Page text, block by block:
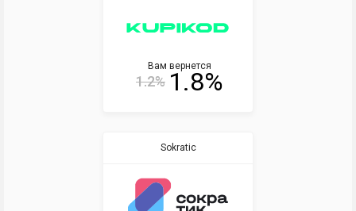
Вам вернется
1.2% 1.8%
Sokratic